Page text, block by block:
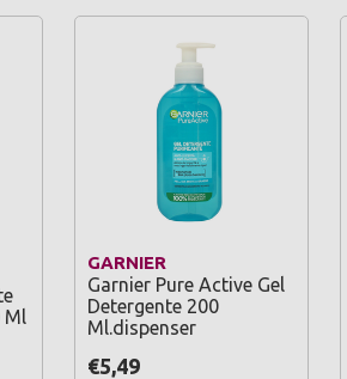
GARNIER
Garnier Pure Active Gel
Detergente 200
Ml.dispenser
€5,49